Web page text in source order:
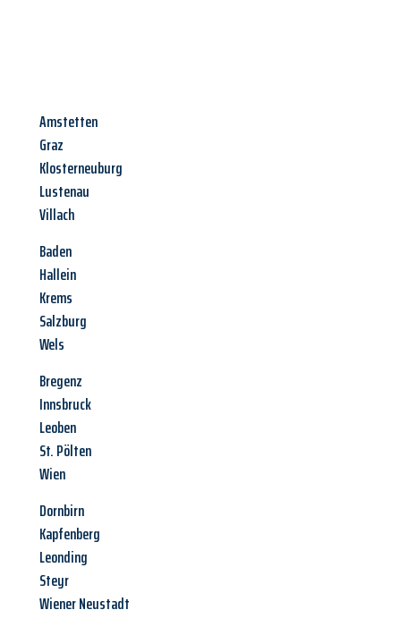
Amstetten
Graz
Klosterneuburg
Lustenau
Villach
Baden
Hallein
Krems
Salzburg
Wels
Bregenz
Innsbruck
Leoben
St. Pölten
Wien
Dornbirn
Kapfenberg
Leonding
Steyr
Wiener Neustadt